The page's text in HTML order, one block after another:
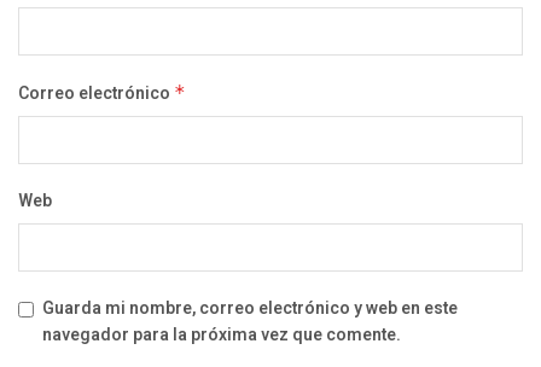
Correo electrónico *
Web
Guarda mi nombre, correo electrónico y web en este
navegador para la próxima vez que comente.